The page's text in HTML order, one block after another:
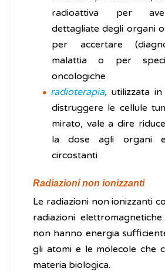
radioattiva per
dettagliate degli organi
per accertare
malattia o per
oncologiche
radioterapia, utilizzata
distruggere le cellule
mirato, vale a dire
la dose agli organi
circostanti
Radiazioni non ionizzanti
Le radiazioni non ionizzanti
radiazioni
non hanno energia
gli atomi e le molecole che
materia biologica.